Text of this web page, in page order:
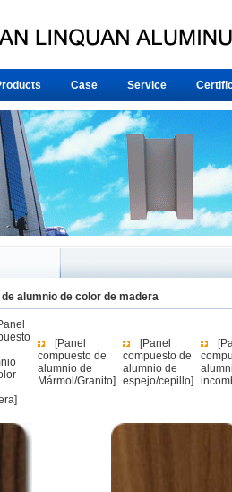
Case Service
alumnio de color de madera
[Panel
compuesto de
alumnio de
Mármol/Granito]
[Panel
compuesto de
alumnio de
espejo/cepillo]